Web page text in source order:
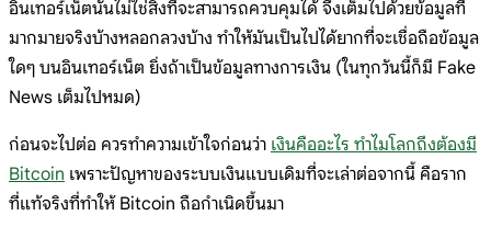
อินเทอร์เน็ตนั้นไม่ใช่สิ่งที่จะสามารถควบคุมได้ จึงเต็มไปด้วยข้อมูลที่
มากมายจริงบ้างหลอกลวงบ้าง ทำให้มันเป็นไปได้ยากที่จะเชื่อถือข้อมูล
ใดๆ บนอินเทอร์เน็ต ยิ่งถ้าเป็นข้อมูลทางการเงิน (ในทุกวันนี้ก็มี Fake
News เต็มไปหมด)
ก่อนจะไปต่อ ควรทำความเข้าใจก่อนว่า เงินคืออะไร ทำไมโลกถึงต้องมี
Bitcoin เพราะปัญหาของระบบเงินแบบเดิมที่จะเล่าต่อจากนี้ คือราก
ที่แท้จริงที่ทำให้ Bitcoin ถือกำเนิดขึ้นมา